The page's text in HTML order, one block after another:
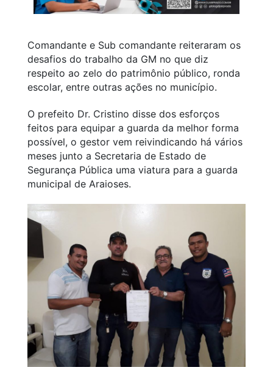
Comandante e Sub comandante reiteraram os
desafios do trabalho da GM no que diz
respeito ao zelo do patrimônio público, ronda
escolar, entre outras ações no município.
O prefeito Dr. Cristino disse dos esforços
feitos para equipar a guarda da melhor forma
possível, o gestor vem reivindicando há vários
meses junto a Secretaria de Estado de
Segurança Pública uma viatura para a guarda
municipal de Araioses.